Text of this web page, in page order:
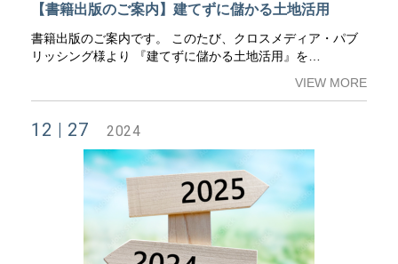
【書籍出版のご案内】建てずに儲かる土地活用
書籍出版のご案内です。 このたび、クロスメディア・パブ
リッシング様より 『建てずに儲かる土地活用』を…
VIEW MORE
12 27 2024